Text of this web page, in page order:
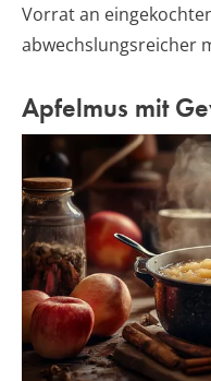
Vorrat an
abwechslungsreicher
Apfelmus mit